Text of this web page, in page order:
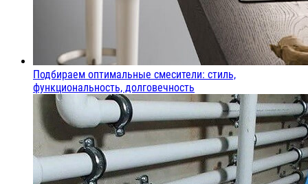
Подбираем оптимальные смесители: стиль,
функциональность, долговечность